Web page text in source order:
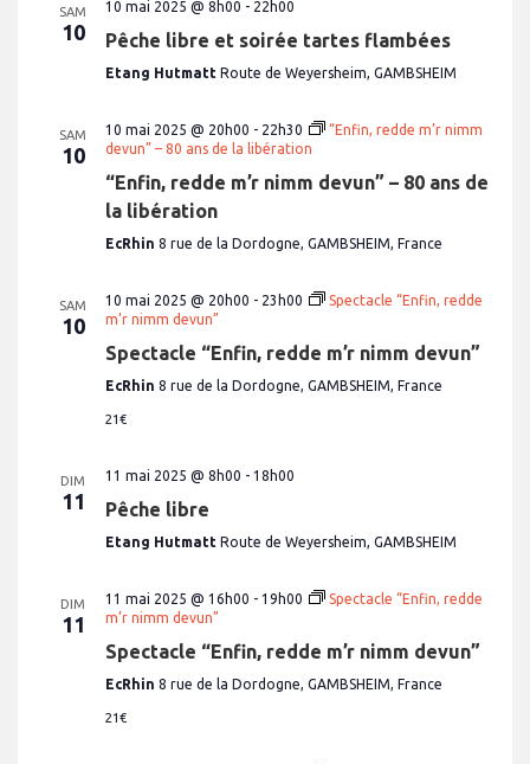
SAM
10
10 mai 2025 @ 8h00 - 22h00
Pêche libre et soirée tartes flambées
Etang Hutmatt Route de Weyersheim, GAMBSHEIM
SAM
10
10 mai 2025 @ 20h00 - 22h30
“Enfin, redde m’r nimm
devun” – 80 ans de la libération
“Enfin, redde m’r nimm devun” – 80 ans de
la libération
EcRhin 8 rue de la Dordogne, GAMBSHEIM, France
SAM
10
10 mai 2025 @ 20h00 - 23h00
Spectacle “Enfin, redde
m’r nimm devun”
Spectacle “Enfin, redde m’r nimm devun”
EcRhin 8 rue de la Dordogne, GAMBSHEIM, France
21€
DIM
11
11 mai 2025 @ 8h00 - 18h00
Pêche libre
Etang Hutmatt Route de Weyersheim, GAMBSHEIM
DIM
11
11 mai 2025 @ 16h00 - 19h00
Spectacle “Enfin, redde
m’r nimm devun”
Spectacle “Enfin, redde m’r nimm devun”
EcRhin 8 rue de la Dordogne, GAMBSHEIM, France
21€